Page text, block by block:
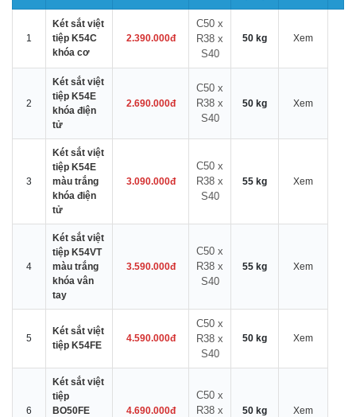
1
Két sắt việt
tiệp K54C
khóa cơ
2.390.000đ
C50 x
R38 x
S40
50 kg Xem
2
Két sắt việt
tiệp K54E
khóa điện
tử
2.690.000đ
C50 x
R38 x
S40
50 kg Xem
3
Két sắt việt
tiệp K54E
màu trắng
khóa điện
tử
3.090.000đ
C50 x
R38 x
S40
55 kg Xem
4
Két sắt việt
tiệp K54VT
màu trắng
khóa vân
tay
3.590.000đ
C50 x
R38 x
S40
55 kg Xem
5
Két sắt việt
tiệp K54FE
4.590.000đ
C50 x
R38 x
S40
50 kg Xem
6
Két sắt việt
tiệp
BO50FE
4.690.000đ
C50 x
R38 x
50 kg Xem